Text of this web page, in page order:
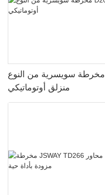
مخرطة سويسرية من النوع D205B CNC ذات رأس
منزلق أوتوماتيكي